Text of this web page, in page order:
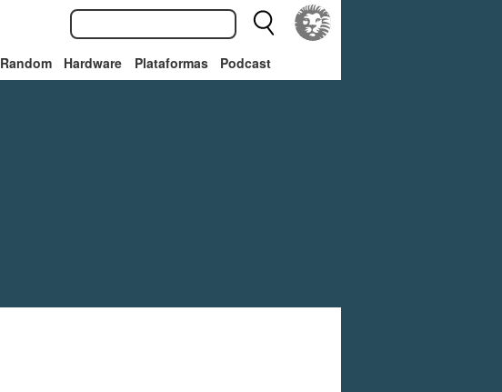
Random Hardware Plataformas Podcast